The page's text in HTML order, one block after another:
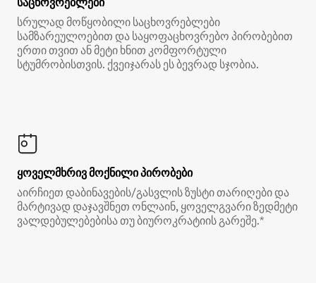
სრულად მოწყობილი საცხოვრებლები
სამზარეულოებით და საყოფაცხოვრებო პირობებით
ერთი თვით ან მეტი ხნით კომფორტული
სტუმრობისთვის. ქვეიჯარას ეს ბევრად სჯობია.
ყოველმხრივ მოქნილი პირობები
აირჩიეთ დაბინავების/გასვლის ზუსტი თარიღები და
მარტივად დაჯავშნეთ ონლაინ, ყოველგვარი ზედმეტი
ვალდებულებებისა თუ ბიუროკრატიის გარეშე.*